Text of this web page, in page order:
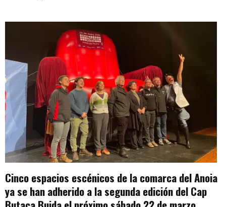
Cinco espacios escénicos de la comarca del Anoia
ya se han adherido a la segunda edición del Cap